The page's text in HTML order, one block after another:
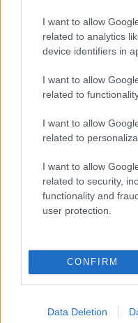
I want to allow
related to analytics
device identifiers in
I want to allow
related to
I want to allow
related to
I want to allow
related to security,
functionality and
user protection.
CONFIRM
Data Deletion
hatodik felvonással
Az elmúlt évek
első bemutató
elkezdett mémeket
ízelítő, de a lényeg,
rápörögtek a bejelentésre.